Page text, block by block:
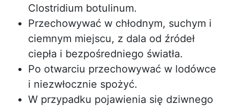
Clostridium botulinum.
Przechowywać w chłodnym, suchym i
ciemnym miejscu, z dala od źródeł
ciepła i bezpośredniego światła.
Po otwarciu przechowywać w lodówce
i niezwłocznie spożyć.
W przypadku pojawienia się dziwnego